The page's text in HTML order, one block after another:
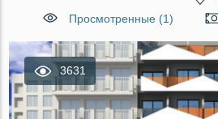
Просмотренные (1)
3631